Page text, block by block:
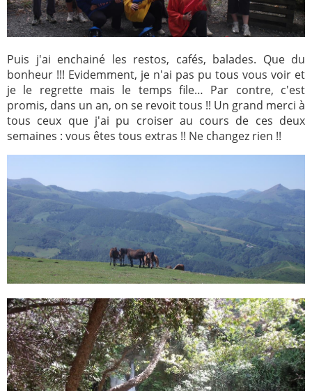
Puis j'ai enchainé les restos, cafés, balades. Que du
bonheur !!! Evidemment, je n'ai pas pu tous vous voir et
je le regrette mais le temps file… Par contre, c'est
promis, dans un an, on se revoit tous !! Un grand merci à
tous ceux que j'ai pu croiser au cours de ces deux
semaines : vous êtes tous extras !! Ne changez rien !!